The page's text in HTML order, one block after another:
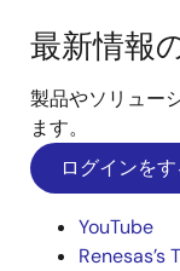
最新情報
製品やソリュー
ます。
ログインをす
YouTube
Renesas’s